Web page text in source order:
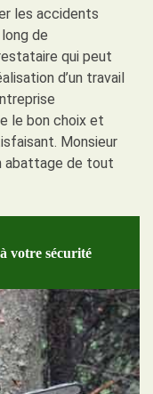
les accidents
de
qui peut
d’un travail
le bon choix et
Monsieur
abattage de tout
votre sécurité